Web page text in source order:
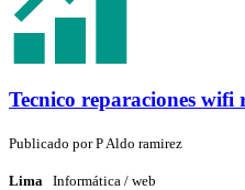
Tecnico reparaciones
Publicado porPAldo ramirez
Lima Informática / web